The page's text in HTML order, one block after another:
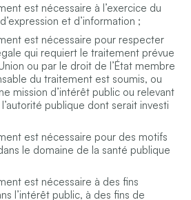
est nécessaire à l’exercice du
et d’information ;
est nécessaire pour respecter
qui requiert le traitement prévue
ou par le droit de l’État membre
du traitement est soumis, ou
mission d’intérêt public ou relevant
publique dont serait investi
est nécessaire pour des motifs
le domaine de la santé publique
est nécessaire à des fins
l’intérêt public, à des fins de